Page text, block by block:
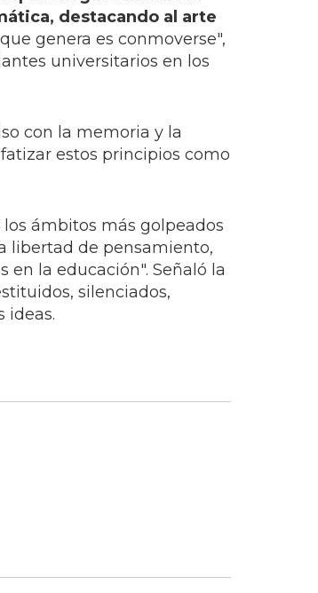
destacando al arte
genera es conmoverse",
universitarios en los
con la memoria y la
estos principios como
ámbitos más golpeados
libertad de pensamiento,
la educación". Señaló la
silenciados,
ideas.